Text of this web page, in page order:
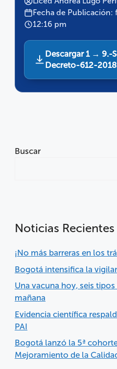
Fecha de Publicación:
12:16 pm
Descargar 1 → 9.-
Decreto-612-
Buscar
Noticias Recientes
¡No más barreras en los
Bogotá intensifica la
Una vacuna hoy, seis
mañana
Evidencia científica
PAI
Bogotá lanzó la 5ª
Mejoramiento de la